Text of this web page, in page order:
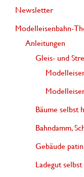
Newsletter
Modelleisenbahn-
Anleitungen
Gleis- und
Bäume selbst
Bahndamm,
Gebäude
Ladegut